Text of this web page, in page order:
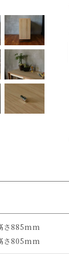
さ885mm
さ805mm